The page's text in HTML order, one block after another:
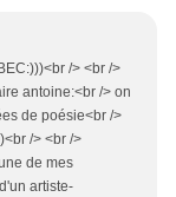
/> <br />
antoine:<br /> on
de poésie<br />
/> <br />
de mes
artiste-